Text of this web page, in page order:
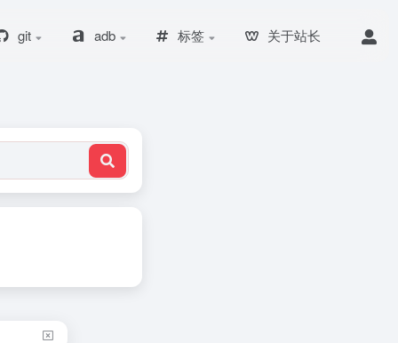
git adb 标签 关于站长